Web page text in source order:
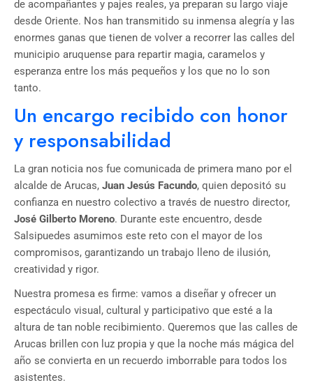
de acompañantes y pajes reales, ya preparan su largo viaje
desde Oriente. Nos han transmitido su inmensa alegría y las
enormes ganas que tienen de volver a recorrer las calles del
municipio aruquense para repartir magia, caramelos y
esperanza entre los más pequeños y los que no lo son
tanto.
Un encargo recibido con honor
y responsabilidad
La gran noticia nos fue comunicada de primera mano por el
alcalde de Arucas, Juan Jesús Facundo, quien depositó su
confianza en nuestro colectivo a través de nuestro director,
José Gilberto Moreno. Durante este encuentro, desde
Salsipuedes asumimos este reto con el mayor de los
compromisos, garantizando un trabajo lleno de ilusión,
creatividad y rigor.
Nuestra promesa es firme: vamos a diseñar y ofrecer un
espectáculo visual, cultural y participativo que esté a la
altura de tan noble recibimiento. Queremos que las calles de
Arucas brillen con luz propia y que la noche más mágica del
año se convierta en un recuerdo imborrable para todos los
asistentes.